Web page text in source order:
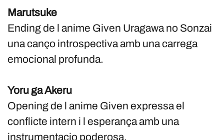
Marutsuke
Ending de l anime Given Uragawa no Sonzai
una canço introspectiva amb una carrega
emocional profunda.
Yoru ga Akeru
Opening de l anime Given expressa el
conflicte intern i l esperança amb una
instrumentacio poderosa.